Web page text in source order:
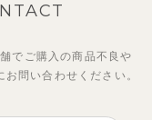
でご購入の商品不良や
お問い合わせください。